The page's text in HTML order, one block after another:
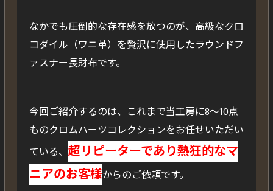
なかでも圧倒的な存在感を放つのが、高級なクロ
コダイル（ワニ革）を贅沢に使用したラウンドフ
ァスナー長財布です。
今回ご紹介するのは、これまで当工房に8～10点
ものクロムハーツコレクションをお任せいただい
ている、 超リピーターであり熱狂的なマ
ニアのお客様からのご依頼です。